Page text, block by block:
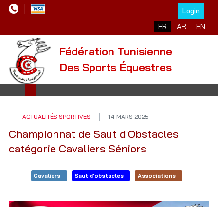
Login
Sélectionnez votre
FR AR EN
Fédération Tunisienne
Des Sports Équestres
ACTUALITÉS SPORTIVES 14 MARS 2025
Championnat de Saut d'Obstacles
catégorie Cavaliers Séniors
Cavaliers Saut d'obstacles Associations